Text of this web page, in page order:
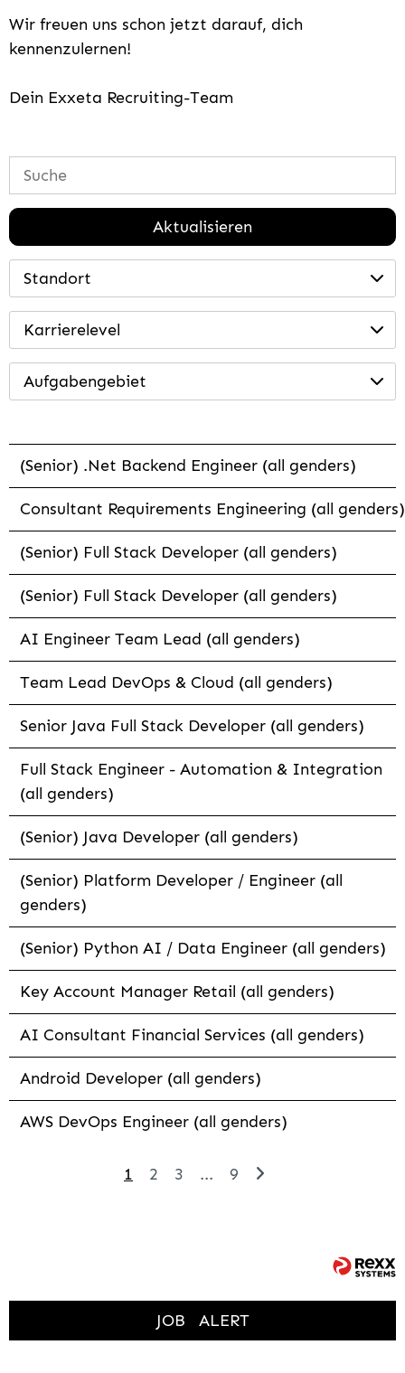
Wir freuen uns schon jetzt darauf, dich
kennenzulernen!
Dein Exxeta Recruiting-Team
Aktualisieren
Standort
Karrierelevel
Aufgabengebiet
(Senior) .Net Backend Engineer (all genders)
Consultant Requirements Engineering (all genders)
(Senior) Full Stack Developer (all genders)
(Senior) Full Stack Developer (all genders)
AI Engineer Team Lead (all genders)
Team Lead DevOps & Cloud (all genders)
Senior Java Full Stack Developer (all genders)
Full Stack Engineer - Automation & Integration
(all genders)
(Senior) Java Developer (all genders)
(Senior) Platform Developer / Engineer (all
genders)
(Senior) Python AI / Data Engineer (all genders)
Key Account Manager Retail (all genders)
AI Consultant Financial Services (all genders)
Android Developer (all genders)
AWS DevOps Engineer (all genders)
1 2 3 ... 9
JOB ALERT